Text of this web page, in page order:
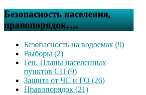
Безопасность населения,
правопорядок….
Безопасность на водоемах (9)
Выборы (2)
Ген. Планы населенных
пунктов СП (9)
Защита от ЧС и ГО (26)
Правопорядок (21)